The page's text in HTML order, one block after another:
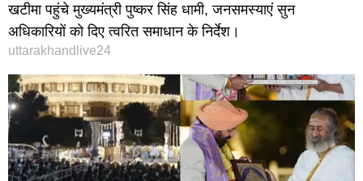
खटीमा पहुंचे मुख्यमंत्री पुष्कर सिंह धामी, जनसमस्याएं सुन
अधिकारियों को दिए त्वरित समाधान के निर्देश।
uttarakhandlive24